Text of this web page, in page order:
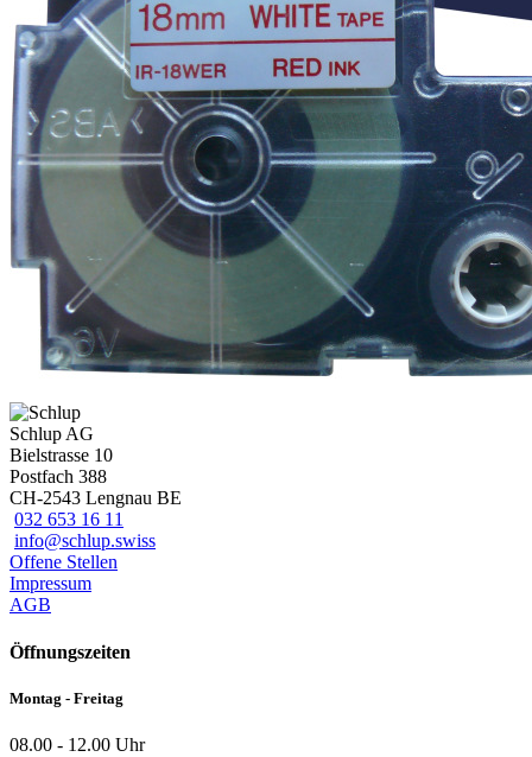
Schlup AG
Bielstrasse 10
Postfach 388
CH-2543 Lengnau BE
032 653 16 11
info@schlup.swiss
Offene Stellen
Impressum
AGB
Öffnungszeiten
Montag - Freitag
08.00 - 12.00 Uhr